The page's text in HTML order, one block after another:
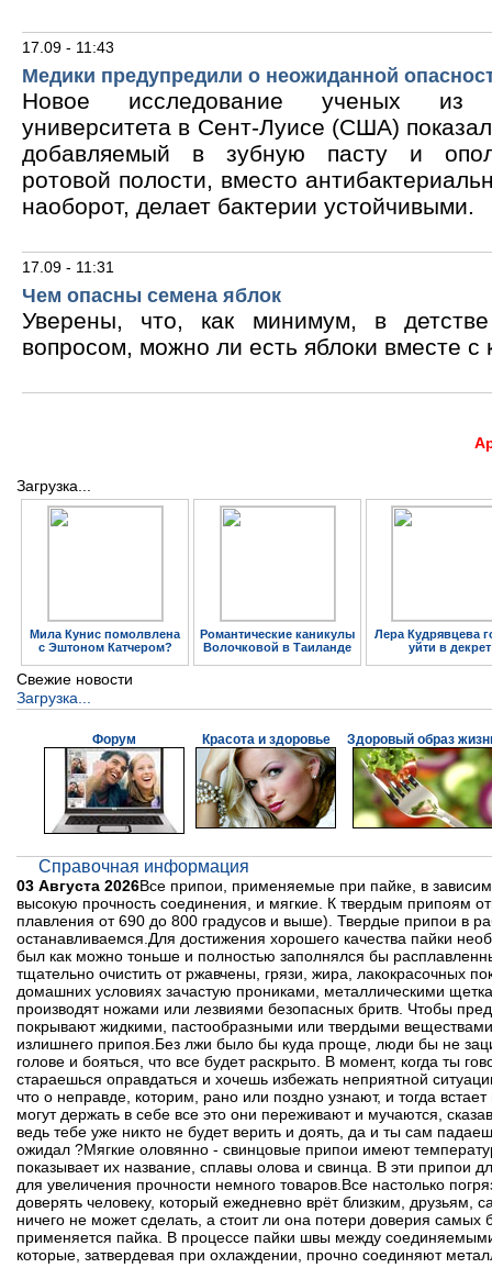
17.09 - 11:43
Медики предупредили о неожиданной
Новое исследование ученых из
университета в Сент-Луисе (США)
добавляемый в зубную пасту и
ротовой полости, вместо
наоборот, делает бактерии устойчивыми.
17.09 - 11:31
Чем опасны семена яблок
Уверены, что, как минимум, в
вопросом, можно ли есть яблоки вместе с
Загрузка...
Мила Кунис помолвлена
с Эштоном Катчером?
Романтические каникулы
Волочковой в Таиланде
Лера Кудрявцева
уйти в декрет
Свежие новости
Загрузка...
Форум Красота и здоровье Здоровый образ
Справочная информация
03 Августа 2026Все припои, применяемые при пайке, в
высокую прочность соединения, и мягкие. К твердым припоям
плавления от 690 до 800 градусов и выше). Твердые припои в
останавливаемся.Для достижения хорошего качества пайки
был как можно тоньше и полностью заполнялся бы
тщательно очистить от ржавчены, грязи, жира, лакокрасочных
домашних условиях зачастую прониками, металлическими
производят ножами или лезвиями безопасных бритв. Чтобы
покрывают жидкими, пастообразными или твердыми
излишнего припоя.Без лжи было бы куда проще, люди бы не
голове и бояться, что все будет раскрыто. В момент, когда ты
стараешься оправдаться и хочешь избежать неприятной
что о неправде, которим, рано или поздно узнают, и тогда
могут держать в себе все это они переживают и мучаются,
ведь тебе уже никто не будет верить и доять, да и ты сам
ожидал ?Мягкие оловянно - свинцовые припои имеют
показывает их название, сплавы олова и свинца. В эти припои
для увеличения прочности немного товаров.Все настолько
доверять человеку, который ежедневно врёт близким,
ничего не может сделать, а стоит ли она потери доверия
применяется пайка. В процессе пайки швы между
которые, затвердевая при охлаждении, прочно соединяют